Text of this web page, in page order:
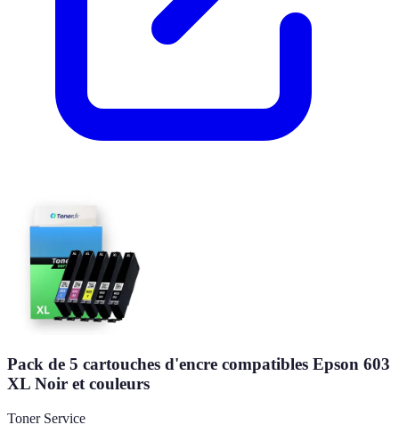
Pack de 5 cartouches d'encre compatibles Epson 603
XL Noir et couleurs
Toner Service